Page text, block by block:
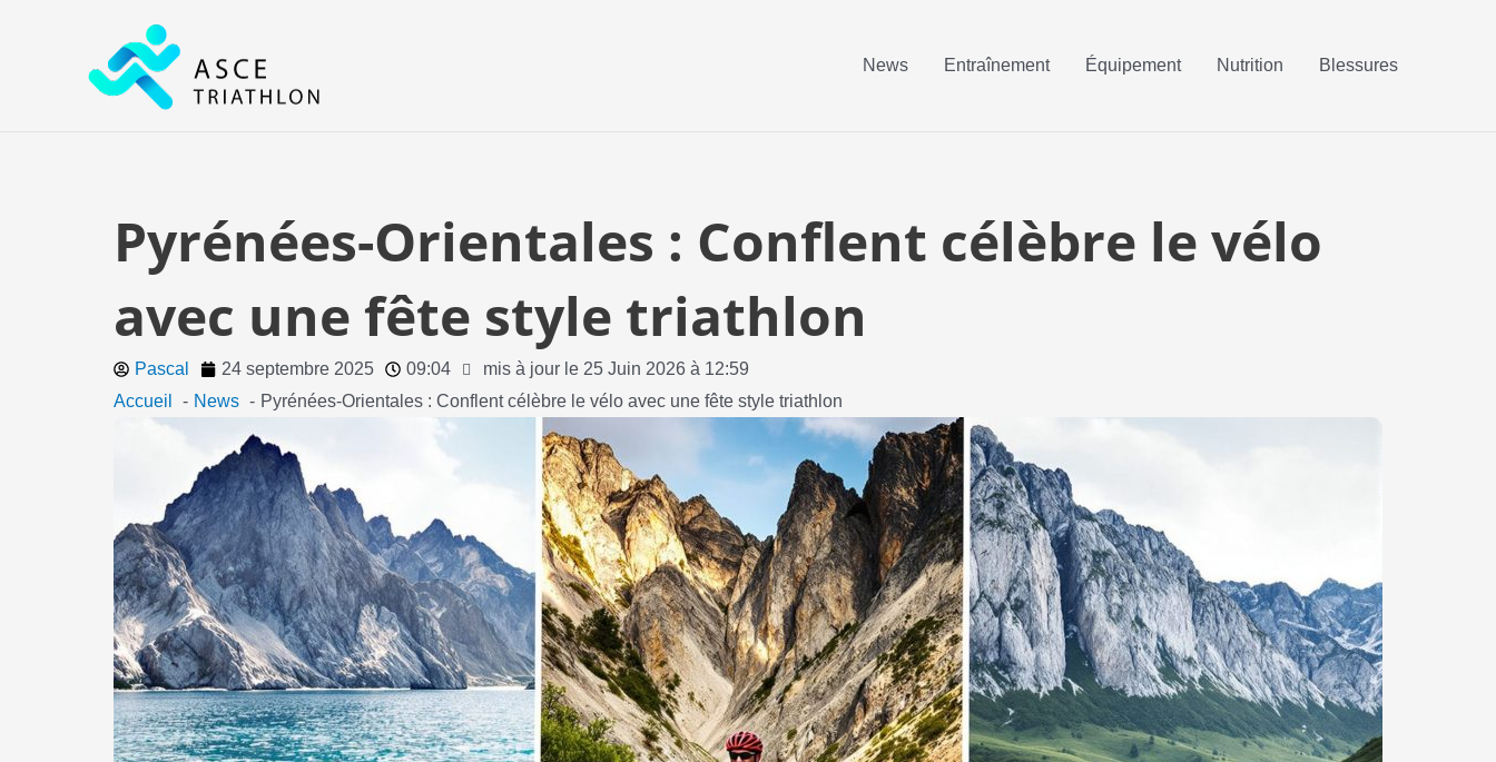
News Entraînement Équipement Nutrition Blessures
Pyrénées-Orientales : Conflent célèbre le vélo
avec une fête style triathlon
Pascal 24 septembre 2025 09:04
mis à jour le 25 Juin 2026 à 12:59
Accueil
News Pyrénées-Orientales : Conflent célèbre le vélo avec une fête style triathlon